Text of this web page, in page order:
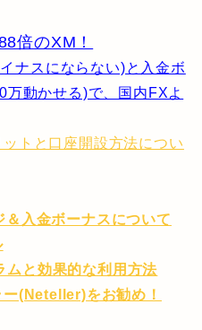
倍のXM！
ナスにならない)と入金ボ
動かせる)で、国内FXよ
トと口座開設方法につい
＆入金ボーナスについて
ムと効果的な利用方法
(Neteller)をお勧め！